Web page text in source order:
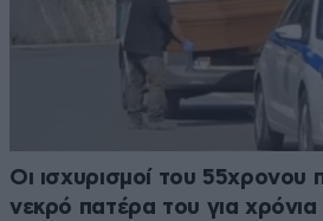
Οι ισχυρισμοί του 55χρονου
νεκρό πατέρα του για